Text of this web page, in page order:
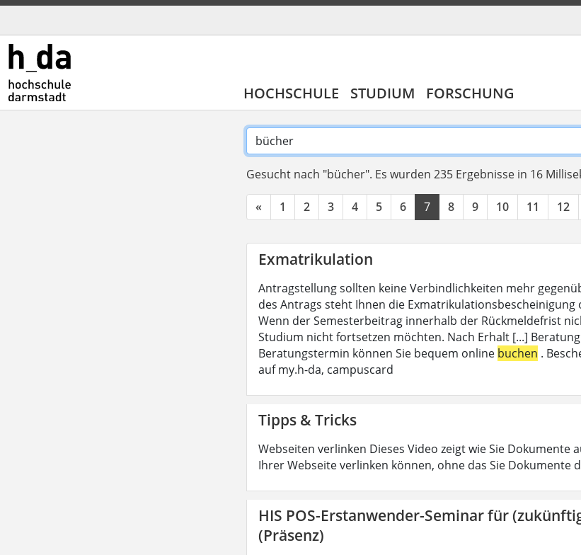
HOCHSCHULE STUDIUM FORSCHUNG
Gesucht nach "bücher". Es wurden 235 Ergebnisse in 16
« 1 2 3 4 5 6 7 8 9 10 11 12
Exmatrikulation
Antragstellung sollten keine Verbindlichkeiten mehr
des Antrags steht Ihnen die
Wenn der Semesterbeitrag innerhalb der Rückmeldefrist
Studium nicht fortsetzen möchten. Nach Erhalt [...]
Beratungstermin können Sie bequem online buchen .
auf my.h-da, campuscard
Tipps & Tricks
Webseiten verlinken Dieses Video zeigt wie Sie Dokumente
Ihrer Webseite verlinken können, ohne das Sie Dokumente
HIS POS-Erstanwender-Seminar für
(Präsenz)